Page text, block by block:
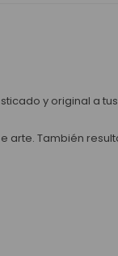
y original a
También